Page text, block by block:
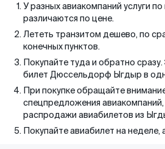
У разных авиакомпаний услуги
различаются по цене.
Лететь транзитом дешево, по
конечных пунктов.
Покупайте туда и обратно
билет Дюссельдорф Ыгдыр в
При покупке обращайте
спецпредложения авиакомпаний,
распродажи авиабилетов из
Покупайте авиабилет на неделе,